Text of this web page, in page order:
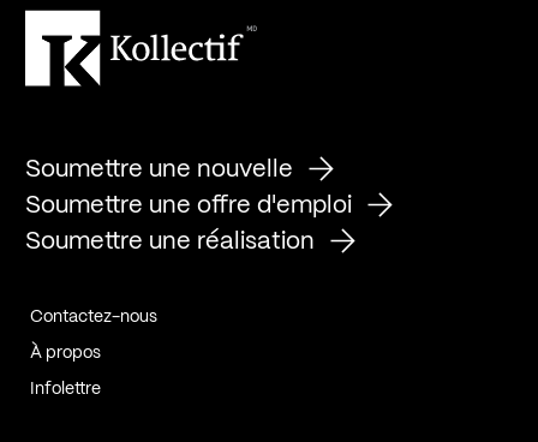
Soumettre une nouvelle
Soumettre une offre d'emploi
Soumettre une réalisation
Contactez-nous
À propos
Infolettre